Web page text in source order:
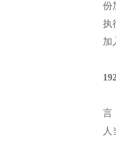
份
执
加
1
言
5